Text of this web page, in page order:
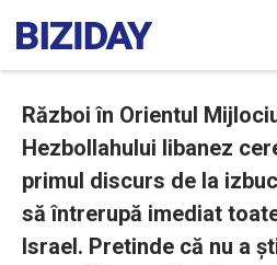
Război în Orientul
Hezbollahului libanez
primul discurs de la
să întrerupă imediat
Israel. Pretinde că nu a